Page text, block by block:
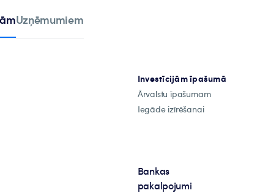
Uzņēmumiem
Investīcijām īpašumā
Ārvalstu īpašumam
Iegāde izīrēšanai
Bankas
pakalpojumi